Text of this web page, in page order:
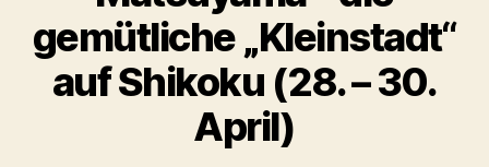
gemütliche „Kleinstadt“
auf Shikoku (28. – 30.
April)